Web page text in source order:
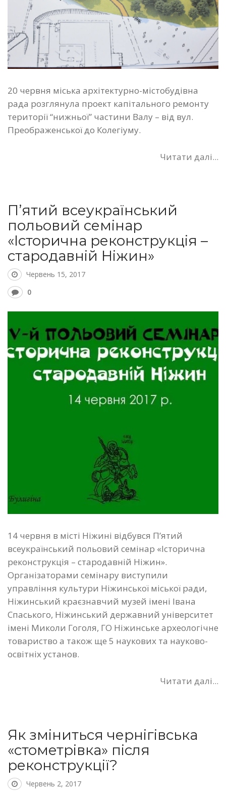
20 червня міська архітектурно-містобудівна
рада розглянула проект капітального ремонту
території “нижньої” частини Валу – від вул.
Преображенської до Колегіуму.
Читати далі...
П’ятий всеукраїнський
польовий семінар
«Історична реконструкція –
стародавній Ніжин»
Червень 15, 2017
0
14 червня в місті Ніжині відбувся П’ятий
всеукраїнський польовий семінар «Історична
реконструкція – стародавній Ніжин».
Організаторами семінару виступили
управління культури Ніжинської міської ради,
Ніжинський краєзнавчий музей імені Івана
Спаського, Ніжинський державний університет
імені Миколи Гоголя, ГО Ніжинське археологічне
товариство а також ще 5 наукових та науково-
освітніх установ.
Читати далі...
Як зміниться чернігівська
«стометрівка» після
реконструкції?
Червень 2, 2017